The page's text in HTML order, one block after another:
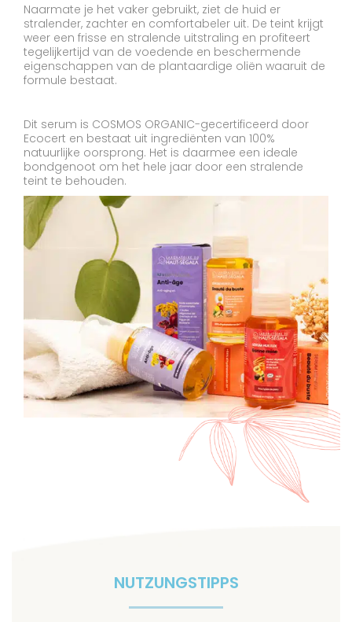
Naarmate je het vaker gebruikt, ziet de huid er
stralender, zachter en comfortabeler uit. De teint krijgt
weer een frisse en stralende uitstraling en profiteert
tegelijkertijd van de voedende en beschermende
eigenschappen van de plantaardige oliën waaruit de
formule bestaat.
Dit serum is COSMOS ORGANIC-gecertificeerd door
Ecocert en bestaat uit ingrediënten van 100%
natuurlijke oorsprong. Het is daarmee een ideale
bondgenoot om het hele jaar door een stralende
teint te behouden.
NUTZUNGSTIPPS